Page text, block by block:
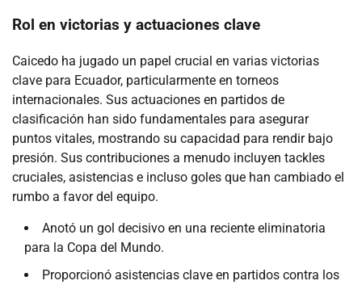
Rol en victorias y actuaciones clave
Caicedo ha jugado un papel crucial en varias victorias
clave para Ecuador, particularmente en torneos
internacionales. Sus actuaciones en partidos de
clasificación han sido fundamentales para asegurar
puntos vitales, mostrando su capacidad para rendir bajo
presión. Sus contribuciones a menudo incluyen tackles
cruciales, asistencias e incluso goles que han cambiado el
rumbo a favor del equipo.
Anotó un gol decisivo en una reciente eliminatoria
para la Copa del Mundo.
Proporcionó asistencias clave en partidos contra los